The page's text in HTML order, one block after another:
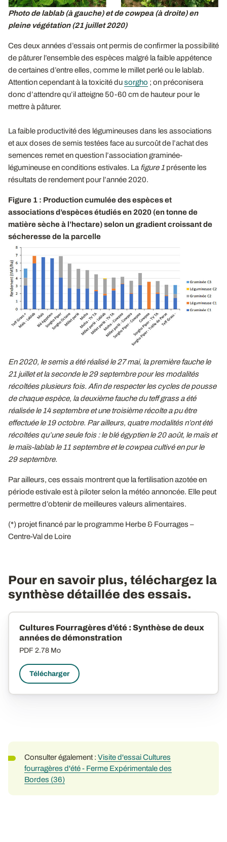
Photo de lablab (à gauche) et de cowpea (à droite) en
pleine végétation (21 juillet 2020)
Ces deux années d’essais ont permis de confirmer la possibilité
de pâturer l’ensemble des espèces malgré la faible appétence
de certaines d’entre elles, comme le millet perlé ou le lablab.
Attention cependant à la toxicité dusorgho ; on préconisera
donc d’attendre qu’il atteigne 50-60 cm de hauteur pour le
mettre à pâturer.
La faible productivité des légumineuses dans les associations
et aux doses de semis testées face au surcoût de l’achat des
semences remet en question l’association graminée-
légumineuse en conditions estivales. La figure 1 présente les
résultats de rendement pour l’année 2020.
Figure 1 : Production cumulée des espèces et
associations d’espèces étudiés en 2020 (en tonne de
matière sèche à l’hectare) selon un gradient croissant de
sécheresse de la parcelle
En 2020, le semis a été réalisé le 27 mai, la première fauche le
21 juillet et la seconde le 29 septembre pour les modalités
récoltées plusieurs fois. Afin de respecter les cycles de pousse
de chaque espèce, la deuxième fauche du teff grass a été
réalisée le 14 septembre et une troisième récolte a pu être
effectuée le 19 octobre. Par ailleurs, quatre modalités n’ont été
récoltées qu’une seule fois : le blé égyptien le 20 août, le maïs et
le maïs-lablab le 11 septembre et le cowpea cultivé en pur le
29 septembre.
Par ailleurs, ces essais montrent que la fertilisation azotée en
période estivale est à piloter selon la météo annoncée. Elle peut
permettre d’obtenir de meilleures valeurs alimentaires.
(*) projet financé par le programme Herbe & Fourrages –
Centre-Val de Loire
Pour en savoir plus, téléchargez la
synthèse détaillée des essais.
Cultures Fourragères d’été : Synthèse de deux
années de démonstration
PDF 2.78 Mo
Télécharger
Consulter également : Visite d'essai Cultures
fourragères d'été - Ferme Expérimentale des
Bordes (36)